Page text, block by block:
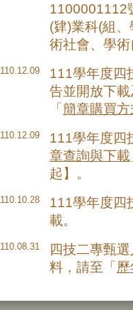
1100001112
(肄)業科(組
術社會、學
110.12.09
111學年度四
告並開放下
「簡章購買方
110.12.09
111學年度四
章查詢與下載
起】。
110.10.28
111學年度四
載。
110.08.31
四技二專甄
料，請至「